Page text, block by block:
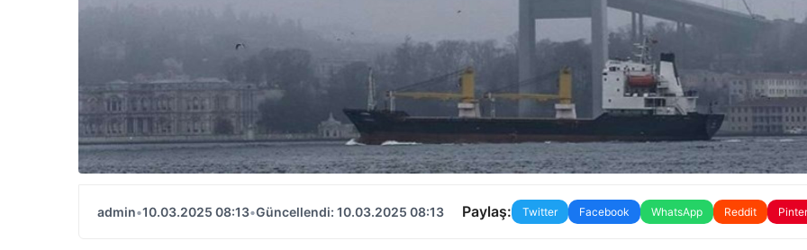
admin•10.03.2025 08:13•Güncellendi: 10.03.2025 08:13 Paylaş: Twitter Facebook WhatsApp Reddit